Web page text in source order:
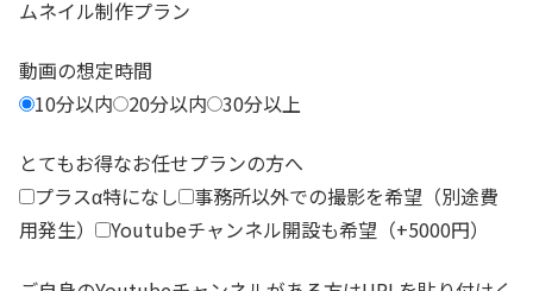
ムネイル制作プラン
動画の想定時間
10分以内
20分以内 30分以上
とてもお得なお任せプランの方へ
プラスα特になし
事務所以外での撮影を希望（別途費
用発生）
Youtubeチャンネル開設も希望（+5000円）